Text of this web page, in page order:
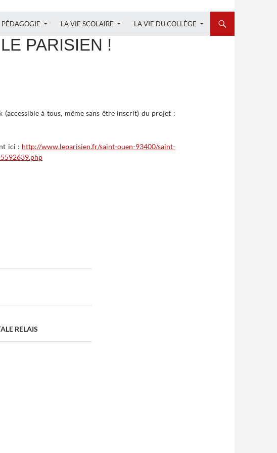
PÉDAGOGIE LA VIE SCOLAIRE LA VIE DU COLLÈGE
PARISIEN !
à tous, même sans être inscrit) du projet :
ici : http://www.leparisien.fr/saint-ouen-93400/saint-
RELAIS